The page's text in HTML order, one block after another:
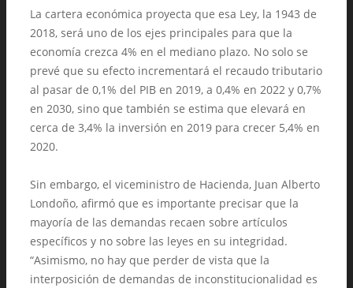
La cartera económica proyecta que esa Ley, la 1943 de
2018, será uno de los ejes principales para que la
economía crezca 4% en el mediano plazo. No solo se
prevé que su efecto incrementará el recaudo tributario
al pasar de 0,1% del PIB en 2019, a 0,4% en 2022 y 0,7%
en 2030, sino que también se estima que elevará en
cerca de 3,4% la inversión en 2019 para crecer 5,4% en
2020.
Sin embargo, el viceministro de Hacienda, Juan Alberto
Londoño, afirmó que es importante precisar que la
mayoría de las demandas recaen sobre artículos
específicos y no sobre las leyes en su integridad.
“Asimismo, no hay que perder de vista que la
interposición de demandas de inconstitucionalidad es